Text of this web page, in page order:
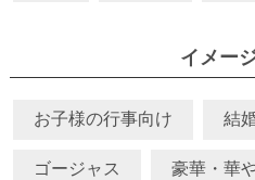
イメー
お子様の行事向け 結
ゴージャス 豪華・華